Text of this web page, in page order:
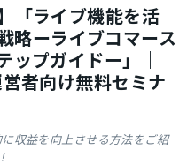
「ライブ機能を活
略ーライブコマース
ップガイドー」｜
者向け無料セミナ
収益を向上させる方法をご紹